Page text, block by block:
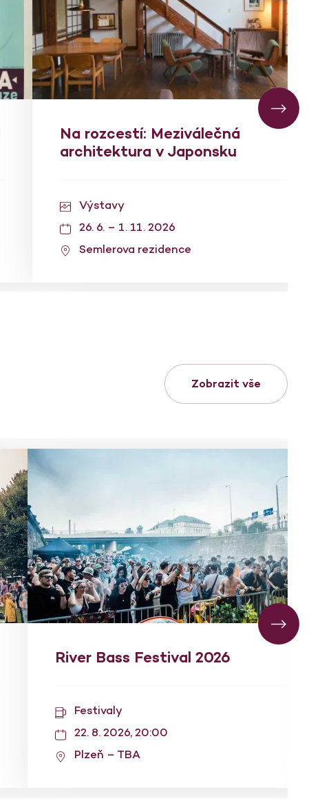
Na rozcestí: Meziválečná
architektura v Japonsku
Výstavy
26. 6. – 1. 11. 2026
Semlerova rezidence
Zobrazit vše
River Bass Festival 2026
Festivaly
22. 8. 2026, 20:00
Plzeň – TBA